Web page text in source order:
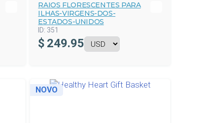
RAIOS FLORESCENTES PARA
ILHAS-VIRGENS-DOS-
ESTADOS-UNIDOS
ID: 351
$ 249.95
NOVO